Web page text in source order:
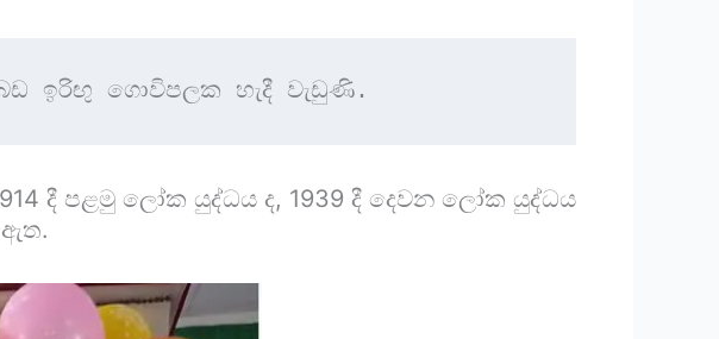
ඉරිඟු ගොවිපලක හැදී වැඩුණි.
දී පළමු ලෝක යුද්ධය ද, 1939 දී දෙවන ලෝක යුද්ධය